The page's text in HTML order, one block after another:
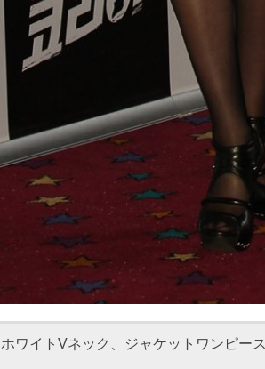
ホワイトVネック、ジャケットワンピース